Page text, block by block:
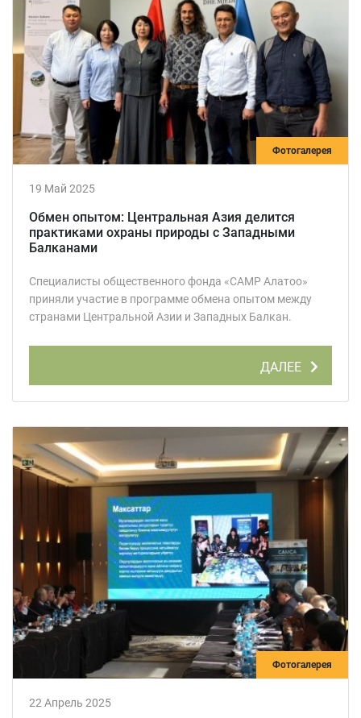
Фотогалерея
19 Май 2025
Обмен опытом: Центральная Азия делится
практиками охраны природы с Западными
Балканами
Специалисты общественного фонда «САМР Алатоо»
приняли участие в программе обмена опытом между
странами Центральной Азии и Западных Балкан.
ДАЛЕЕ
Фотогалерея
22 Апрель 2025